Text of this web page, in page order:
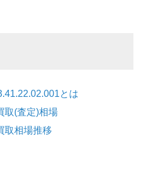
とは
取(査定)相場
取相場推移